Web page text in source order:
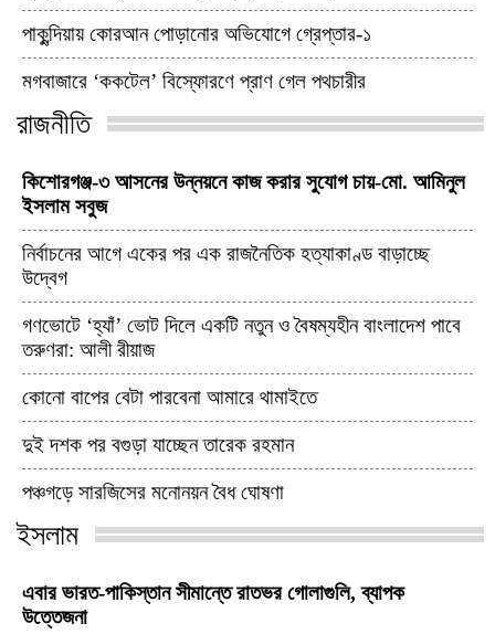
পাকুন্দিয়ায় কোরআন পোড়ানোর অভিযোগে গ্রেপ্তার-১
মগবাজারে ‘ককটেল’ বিস্ফোরণে প্রাণ গেল পথচারীর
রাজনীতি
কিশোরগঞ্জ-৩ আসনের উন্নয়নে কাজ করার সুযোগ চায়-মো. আমিনুল
ইসলাম সবুজ
নির্বাচনের আগে একের পর এক রাজনৈতিক হত্যাকাণ্ড বাড়াচ্ছে
উদ্বেগ
গণভোটে ‘হ্যাঁ’ ভোট দিলে একটি নতুন ও বৈষম্যহীন বাংলাদেশ পাবে
তরুণরা: আলী রীয়াজ
কোনো বাপের বেটা পারবেনা আমারে থামাইতে
দুই দশক পর বগুড়া যাচ্ছেন তারেক রহমান
পঞ্চগড়ে সারজিসের মনোনয়ন বৈধ ঘোষণা
ইসলাম
এবার ভারত-পাকিস্তান সীমান্তে রাতভর গোলাগুলি, ব্যাপক
উত্তেজনা